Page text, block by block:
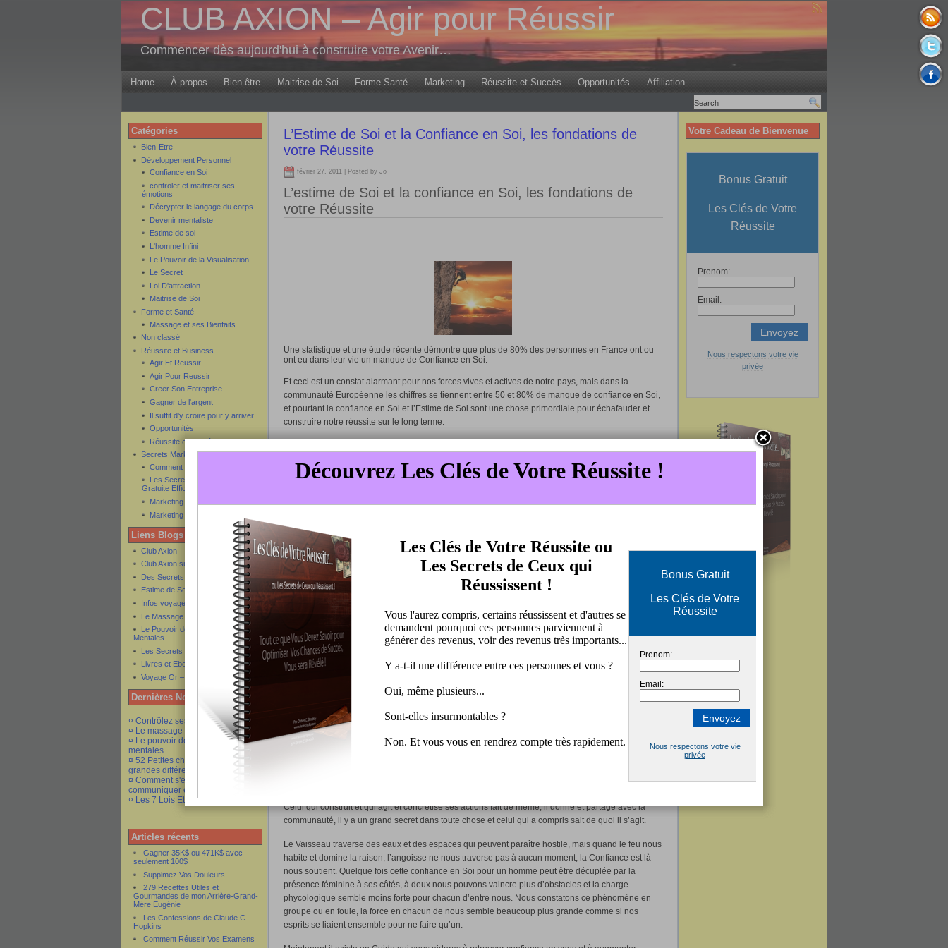
CLUB AXION – Agir pour Réussir
Commencer dès aujourd'hui à construire votre Avenir…
Home À propos Bien-être Maitrise de Soi Forme Santé Marketing Réussite et Succès Opportunités Affiliation
Catégories
Bien-Etre
Développement Personnel
Confiance en Soi
controler et maitriser ses
émotions
Décrypter le langage du corps
Devenir mentaliste
Estime de soi
L'homme Infini
Le Pouvoir de la Visualisation
Le Secret
Loi D'attraction
Maitrise de Soi
Forme et Santé
Massage et ses Bienfaits
Non classé
Réussite et Business
Agir Et Reussir
Agir Pour Reussir
Creer Son Entreprise
Gagner de l'argent
Il suffit d'y croire pour y arriver
Opportunités
Réussite et Succès
Secrets Marketing
Comment créer son ebook
Les Secrets de la Publicité
Gratuite Efficace
Marketing Internet
Marketing Par Email
Liens Blogs Amis
Club Axion
Club Axion sur Twitter
Des Secrets
Estime de Soi
Infos voyage pas cher
Le Massage et ses Secrets
Le Pouvoir des Commandes
Mentales
Les Secrets de l'Attraction
Livres et Ebooks Gratuits
Voyage Or – Voyage de Rêve
Dernières Nouveautés
¤ Contrôlez ses émotions
¤ Le massage et ses bienfaits
¤ Le pouvoir des commandes
mentales
¤ 52 Petites choses qui font de
grandes différences
¤ Comment s'exprimer
communiquer et convaincre
¤ Les 7 Lois Eternelles du succès"
Articles récents
Gagner 35K$ ou 471K$ avec
seulement 100$
Suppimez Vos Douleurs
279 Recettes Utiles et
Gourmandes de mon Arrière-Grand-
Mère Eugénie
Les Confessions de Claude C.
Hopkins
Comment Réussir Vos Examens
L’Estime de Soi et la Confiance en Soi, les fondations de
votre Réussite
février 27, 2011 | Posted by Jo
L’estime de Soi et la confiance en Soi, les fondations de
votre Réussite
Une statistique et une étude récente démontre que plus de 80% des personnes en France ont ou
ont eu dans leur vie un manque de Confiance en Soi.
Et ceci est un constat alarmant pour nos forces vives et actives de notre pays, mais dans la
communauté Européenne les chiffres se tiennent entre 50 et 80% de manque de confiance en Soi,
et pourtant la confiance en Soi et l’Estime de Soi sont une chose primordiale pour échafauder et
construire notre réussite sur le long terme.
naviguer contre vents et marées sans faire naufrage comme nous le suggère ce Capitaine et rester
jours tumultueux mais en ayant des bases et des fondations solides au plus profond de nous
même, nous ne tarderons pas à refaire surface et à accuser de ces faiblesses, et avec ces
expériences nous apprendrons à nous relever et à être beaucoup plus fort pour vaincre une
nouvelle fois sans se laisser emporter par le fond. C’est là que l’intuition et la Confiance en Soi
nous suggère dans notre fort intérieur d’aller de l’avant et de continuer à avancer et d’arriver enfin
à concrétiser notre but final.
Là est toute la différence, en ayant des bases solides au fin fond de notre Etre « Garder la
Confiance en Soi » comme une valeur des plus Sacrée car c’est elle qui peut nous sauvée en tout
moment.
Et c’est cette Confiance et Soi et cette Estime de Soi qui nous fait franchir des horizons
insoupçonnés jusqu’alors, la peur ne nous envahit très peu et au contraire cette Force qui nous
habite nous rend invincible et téméraire, nous n’avons pas peur d’avancer, comme on dit « nous
n’avons pas froid aux yeux » toujours aller de l’avant sans se retourner, sans regarder et ressasser
le passé, savoir vivre le présent intensément et construire notre avenir dans nos pensées et agir à
construire notre avenir.
Celui qui construit et qui agit et concrétise ses actions fait de même, il donne et partage avec la
communauté, il y a un grand secret dans toute chose et celui qui a compris sait de quoi il s’agit.
Le Vaisseau traverse des eaux et des espaces qui peuvent paraître hostile, mais quand le feu nous
habite et domine la raison, l’angoisse ne nous traverse pas à aucun moment, la Confiance est là
nous soutient. Quelque fois cette confiance en Soi pour un homme peut être décuplée par la
présence féminine à ses côtés, à deux nous pouvons vaincre plus d’obstacles et la charge
phycologique semble moins forte pour chacun d’entre nous. Nous constatons ce phénomène en
groupe ou en foule, la force en chacun de nous semble beaucoup plus grande comme si nos
esprits se liaient ensemble pour ne faire qu’un.
Votre Cadeau de Bienvenue
Bonus Gratuit
Les Clés de Votre
Réussite
Prenom:
Email:
Nous respectons votre vie
privée